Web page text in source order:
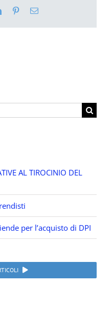
LinkedInPinterestEmail
AL TIROCINIO DEL
per l’acquisto di DPI